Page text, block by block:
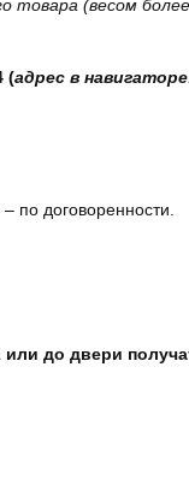
(весом
(адрес в
по договоренности.
до двери